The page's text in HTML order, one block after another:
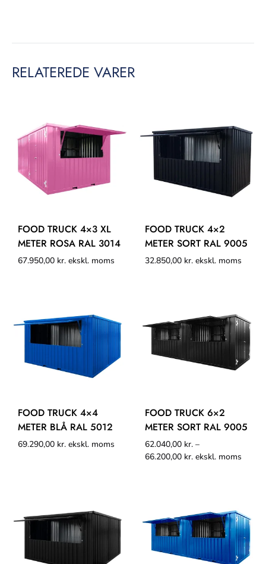
RELATEREDE VARER
FOOD TRUCK 4×3 XL
METER ROSA RAL 3014
67.950,00 kr. ekskl. moms
FOOD TRUCK 4×2
METER SORT RAL 9005
32.850,00 kr. ekskl. moms
FOOD TRUCK 4×4
METER BLÅ RAL 5012
69.290,00 kr. ekskl. moms
FOOD TRUCK 6×2
METER SORT RAL 9005
62.040,00 kr. –
66.200,00 kr. ekskl. moms